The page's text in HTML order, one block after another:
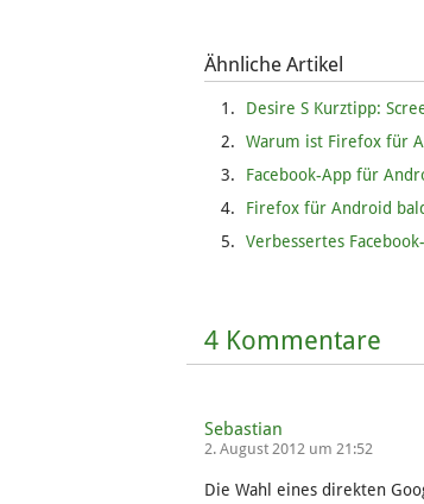
Ähnliche Artikel
Desire S Kurztipp:
Warum ist Firefox für
Facebook-App für
Firefox für Android
Verbessertes
4 Kommentare
Sebastian
2. August 2012 um 21:52
Die Wahl eines direkten